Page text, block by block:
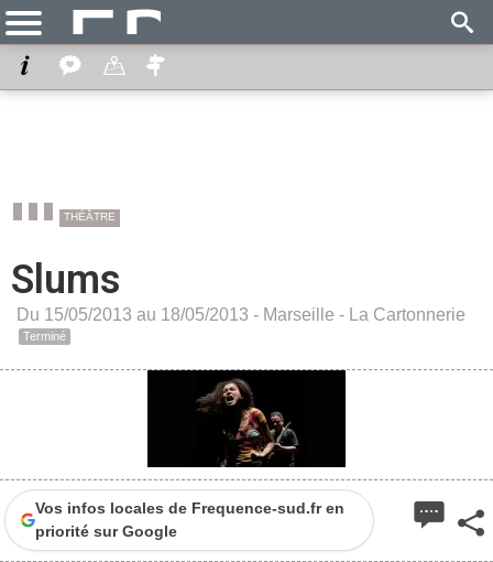
THÉÂTRE
Slums
Du 15/05/2013 au 18/05/2013 - Marseille - La Cartonnerie
Terminé
Vos infos locales de Frequence-sud.fr en
priorité sur Google